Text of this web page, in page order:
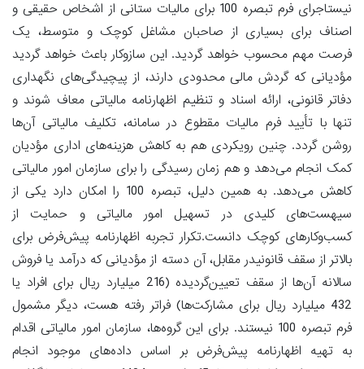
نیستاجرای فرم تبصره 100 برای مالیات ستانی از اشخاص حقیقی و
اصناف برای بسیاری از صاحبان مشاغل کوچک و متوسط، یک
فرصت مهم محسوب خواهد گردید. این سازوکار باعث خواهد گردید
مؤدیانی که گردش مالی محدودی دارند، از پیچیدگی‌های نگهداری
دفاتر قانونی، ارائه اسناد و تنظیم اظهارنامه مالیاتی معاف شوند و
تنها با تأیید فرم مالیات مقطوع در سامانه، تکلیف مالیاتی آن‌ها
روشن گردد. چنین رویکردی هم به کاهش هزینه‌های اداری مؤدیان
کمک انجام می‌دهد و هم زمان رسیدگی را برای سازمان امور مالیاتی
کاهش می‌دهد. به همین دلیل، تبصره 100 را امکان دارد یکی از
سیهست‌های کلیدی در تسهیل امور مالیاتی و حمایت از
کسب‌وکارهای کوچک دانست.تکرار تجربه اظهارنامه پیش‌فرض برای
بالاتر از سقف قانونیدر مقابل، آن دسته از مؤدیانی که درآمد یا فروش
سالانه آن‌ها از سقف تعیین‌گردیده (216 میلیارد ریال برای افراد یا
432 میلیارد ریال برای مشارکت‌ها) فراتر رفته هست، دیگر مشمول
فرم تبصره 100 نیستند. برای این گروه‌ها، سازمان امور مالیاتی اقدام
به تهیه اظهارنامه پیش‌فرض بر اساس داده‌های موجود انجام